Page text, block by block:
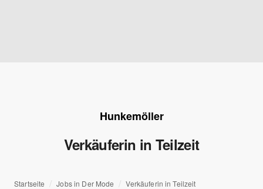
Hunkemöller
Verkäuferin in Teilzeit
Startseite Jobs in Der Mode Verkäuferin in Teilzeit